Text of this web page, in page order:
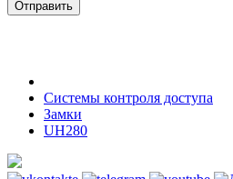
Отправить
Системы контроля доступа
Замки
UH280